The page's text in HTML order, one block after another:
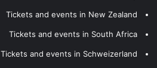
Tickets and events in New Zealand
Tickets and events in South Africa
Tickets and events in Schweizerland